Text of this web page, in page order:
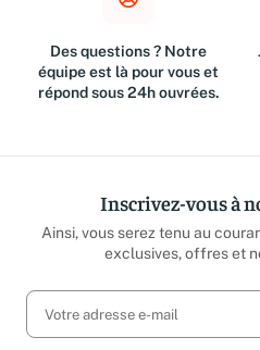
Des questions ? Notre
équipe est là pour vous et
répond sous 24h ouvrées.
Inscrivez-vous à
Ainsi, vous serez tenu au
exclusives, offres et